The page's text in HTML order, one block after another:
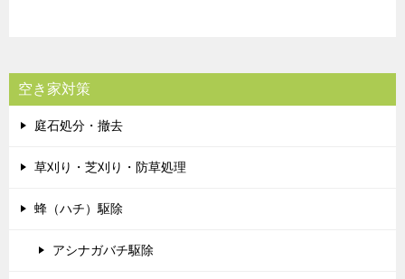
空き家対策
庭石処分・撤去
草刈り・芝刈り・防草処理
蜂（ハチ）駆除
アシナガバチ駆除